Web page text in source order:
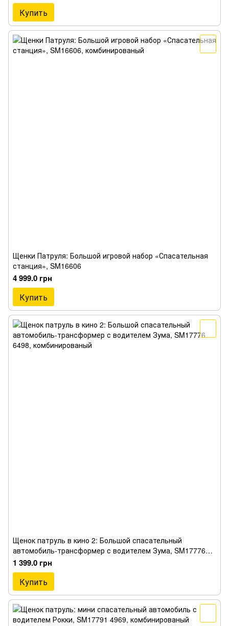
Купить
Щенки Патруля: Большой игровой набор «Спасательная
станция», SM16606
4 999.0 грн
Купить
Щенок патруль в кино 2: Большой спасательный
автомобиль-трансформер с водителем Зума, SM17776
6498
1 399.0 грн
Купить